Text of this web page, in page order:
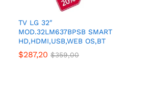
TV LG 32″
MOD.32LM637BPSB SMART
HD,HDMI,USB,WEB OS,BT
$287,20 $359,00